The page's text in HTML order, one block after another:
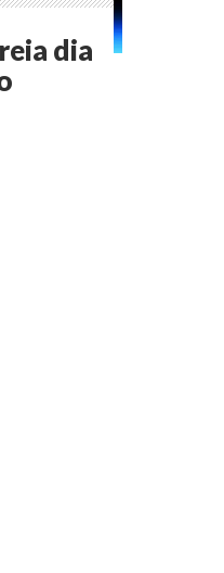
dia